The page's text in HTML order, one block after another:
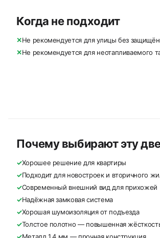
Когда не подходит
✕Не рекомендуется для улицы без
✕Не рекомендуется для неотапливаемого
Почему выбирают эту
✓Хорошее решение для квартиры
✓Подходит для новостроек и вторичного
✓Современный внешний вид для прихожей
✓Надёжная замковая система
✓Хорошая шумоизоляция от подъезда
✓Толстое полотно — повышенная